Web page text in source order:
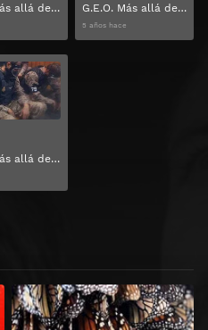
G.E.O. Más allá del límite Temporada 1 Capitulo 5 G.E.O. Más allá del límite Temporada 1 Capitulo 6
5 años hace
G.E.O. Más allá del límite Temporada 1 Capitulo 8